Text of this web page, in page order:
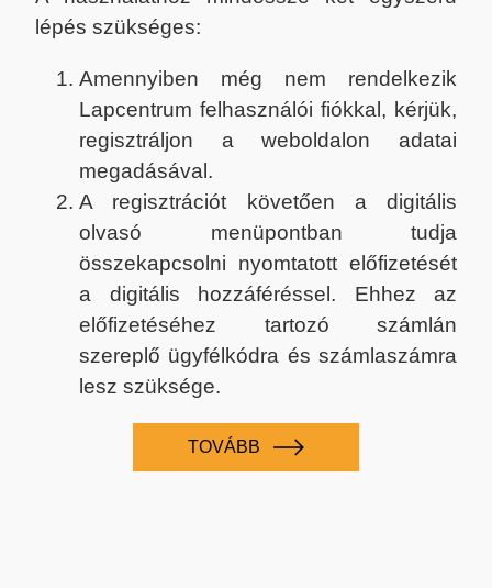
lépés szükséges:
Amennyiben még nem rendelkezik
Lapcentrum felhasználói fiókkal, kérjük,
regisztráljon a weboldalon adatai
megadásával.
A regisztrációt követően a digitális
olvasó menüpontban tudja
összekapcsolni nyomtatott előfizetését
a digitális hozzáféréssel. Ehhez az
előfizetéséhez tartozó számlán
szereplő ügyfélkódra és számlaszámra
lesz szüksége.
TOVÁBB